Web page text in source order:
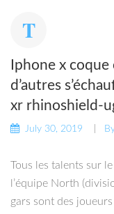
Iphone x
d’autres
xr rhinoshield-
July 30, 2019
Tous les talents sur
l’équipe North
gars sont des